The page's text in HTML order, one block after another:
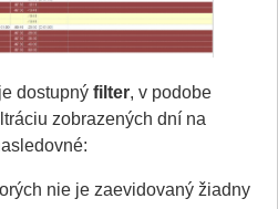
dostupný filter, v podobe
zobrazených dní na
nie je zaevidovaný žiadny